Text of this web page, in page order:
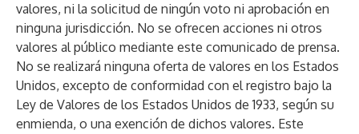
valores, ni la solicitud de ningún voto ni aprobación en
ninguna jurisdicción. No se ofrecen acciones ni otros
valores al público mediante este comunicado de prensa.
No se realizará ninguna oferta de valores en los Estados
Unidos, excepto de conformidad con el registro bajo la
Ley de Valores de los Estados Unidos de 1933, según su
enmienda, o una exención de dichos valores. Este